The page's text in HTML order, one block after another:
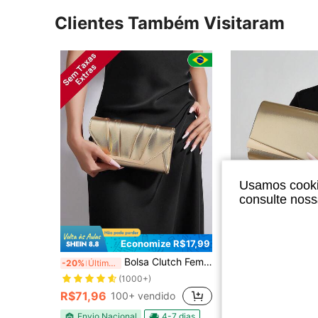
Clientes Também Visitaram
Economize R$17,99
-20% Últimos 3 dias Bolsa Clutch Feminina Dourada de Festa de Couro Texturizado Luxo com Alça de Corrente Brilhante para Casamento Formatura Baile Jantar Elegante Mini Bag de Mão Chic
(1000+)
R$71,96 100+ vendido
Usamos
consulte